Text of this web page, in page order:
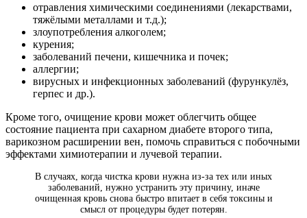
отравления химическими соединениями (лекарствами,
тяжёлыми металлами и т.д.);
злоупотребления алкоголем;
курения;
заболеваний печени, кишечника и почек;
аллергии;
вирусных и инфекционных заболеваний (фурункулёз,
герпес и др.).
Кроме того, очищение крови может облегчить общее
состояние пациента при сахарном диабете второго типа,
варикозном расширении вен, помочь справиться с побочными
эффектами химиотерапии и лучевой терапии.
В случаях, когда чистка крови нужна из-за тех или иных
заболеваний, нужно устранить эту причину, иначе
очищенная кровь снова быстро впитает в себя токсины и
смысл от процедуры будет потерян.